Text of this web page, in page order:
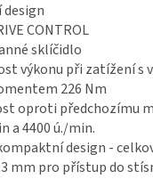
CONTROL
sklíčidlo
výkonu při zatížení s
226 Nm
oproti předchozímu
a 4400 ú./min.
design -
mm pro přístup do